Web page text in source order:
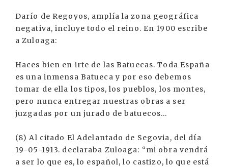
Darío de Regoyos, amplía la zona geográfica
negativa, incluye todo el reino. En 1900 escribe
a Zuloaga:
Haces bien en irte de las Batuecas. Toda España
es una inmensa Batueca y por eso debemos
tomar de ella los tipos, los pueblos, los montes,
pero nunca entregar nuestras obras a ser
juzgadas por un jurado de batuecos...
(8) Al citado El Adelantado de Segovia, del día
19-05-1913. declaraba Zuloaga: “mi obra vendrá
a ser lo que es, lo español, lo castizo, lo que está